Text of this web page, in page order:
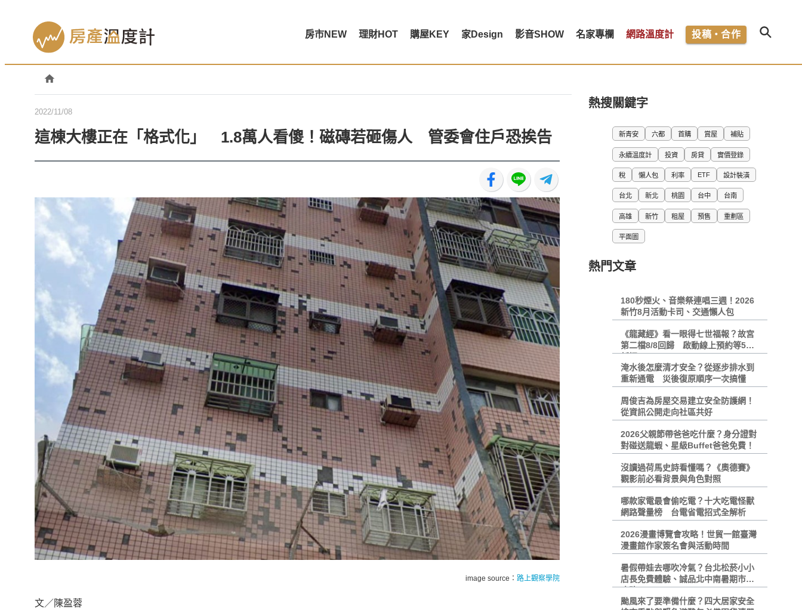
房市NEW 理財HOT 購屋KEY 家Design 影音SHOW 名家專欄 網路溫度計 投稿・合作
2022/11/08
這棟大樓正在「格式化」 1.8萬人看傻！磁磚若砸傷人 管委會住戶恐挨告
image source： 路上觀察學院
文／陳盈蓉
熱搜關鍵字
新青安 六都 首購 賞屋 補貼
永續溫度計 投資 房貸 實價登錄
稅 懶人包 利率 ETF 設計裝潢
台北 新北 桃園 台中 台南
高雄 新竹 租屋 預售 重劃區
平面圖
熱門文章
180秒煙火、音樂祭連唱三週！2026
新竹8月活動卡司、交通懶人包
《龍藏經》看一眼得七世福報？故宮
第二檔8/8回歸 啟動線上預約等5大
新招
淹水後怎麼清才安全？從逐步排水到
重新通電 災後復原順序一次搞懂
周俊吉為房屋交易建立安全防護網！
從資訊公開走向社區共好
2026父親節帶爸爸吃什麼？身分證對
對碰送龍蝦、星級Buffet爸爸免費！
沒讀過荷馬史詩看懂嗎？《奧德賽》
觀影前必看背景與角色對照
哪款家電最會偷吃電？十大吃電怪獸
網路聲量榜 台電省電招式全解析
2026漫畫博覽會攻略！世貿一館臺灣
漫畫館作家簽名會與活動時間
暑假帶娃去哪吹冷氣？台北松菸小小
店長免費體驗、誠品北中南暑期市集
攻略
颱風來了要準備什麼？四大居家安全